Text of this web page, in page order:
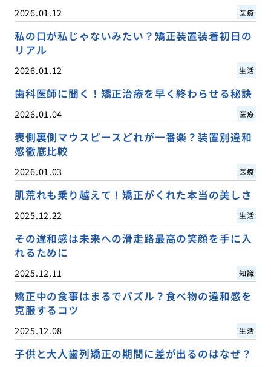
2026.01.12 医療
私の口が私じゃないみたい？矯正装置装着初日の
リアル
2026.01.12 生活
歯科医師に聞く！矯正治療を早く終わらせる秘訣
2026.01.04 医療
表側裏側マウスピースどれが一番楽？装置別違和
感徹底比較
2026.01.03 医療
肌荒れも乗り越えて！矯正がくれた本当の美しさ
2025.12.22 生活
その違和感は未来への滑走路最高の笑顔を手に入
れるために
2025.12.11 知識
矯正中の食事はまるでパズル？食べ物の違和感を
克服するコツ
2025.12.08 生活
子供と大人歯列矯正の期間に差が出るのはなぜ？